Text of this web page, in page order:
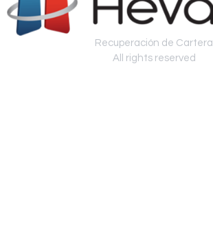
Recuperación de Cartera
All rights reserved